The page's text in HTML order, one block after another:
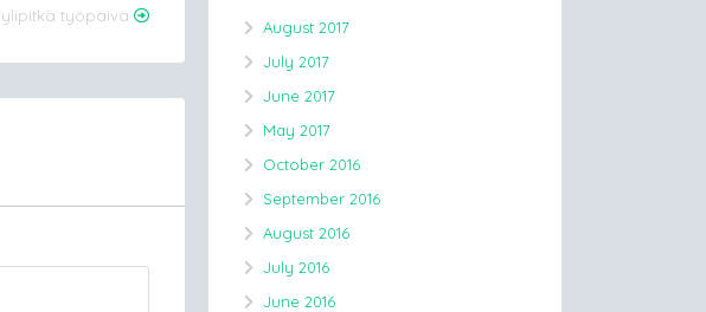
työpäivä
August 2017
July 2017
June 2017
May 2017
October 2016
September 2016
August 2016
July 2016
June 2016